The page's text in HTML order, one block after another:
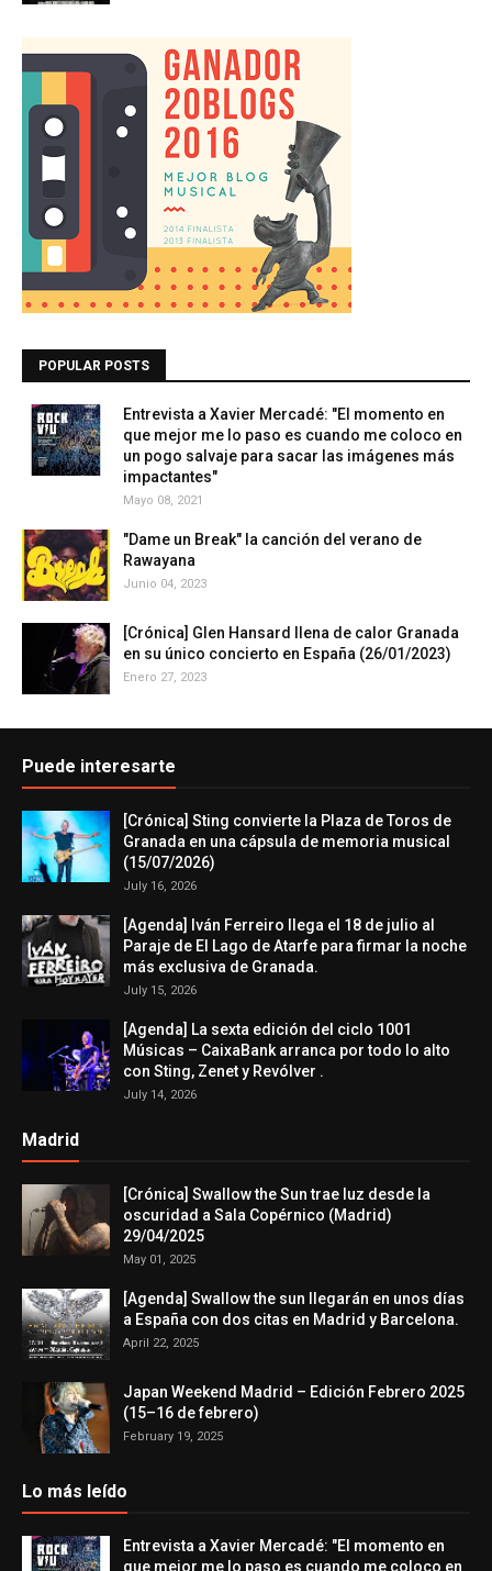
POPULAR POSTS
Entrevista a Xavier Mercadé: "El momento en
que mejor me lo paso es cuando me coloco en
un pogo salvaje para sacar las imágenes más
impactantes"
Mayo 08, 2021
"Dame un Break" la canción del verano de
Rawayana
Junio 04, 2023
[Crónica] Glen Hansard llena de calor Granada
en su único concierto en España (26/01/2023)
Enero 27, 2023
Puede interesarte
[Crónica] Sting convierte la Plaza de Toros de
Granada en una cápsula de memoria musical
(15/07/2026)
July 16, 2026
[Agenda] Iván Ferreiro llega el 18 de julio al
Paraje de El Lago de Atarfe para firmar la noche
más exclusiva de Granada.
July 15, 2026
[Agenda] La sexta edición del ciclo 1001
Músicas – CaixaBank arranca por todo lo alto
con Sting, Zenet y Revólver .
July 14, 2026
Madrid
[Crónica] Swallow the Sun trae luz desde la
oscuridad a Sala Copérnico (Madrid)
29/04/2025
May 01, 2025
[Agenda] Swallow the sun llegarán en unos días
a España con dos citas en Madrid y Barcelona.
April 22, 2025
Japan Weekend Madrid – Edición Febrero 2025
(15–16 de febrero)
February 19, 2025
Lo más leído
Entrevista a Xavier Mercadé: "El momento en
que mejor me lo paso es cuando me coloco en